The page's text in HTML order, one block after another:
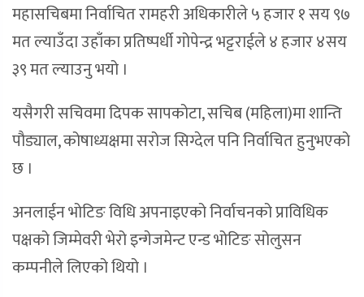
महासचिबमा निर्वाचित रामहरी अधिकारीले ५ हजार १ सय ९७
मत ल्याउँदा उहाँका प्रतिष्पर्धी गोपेन्द्र भट्टराईले ४ हजार ४सय
३९ मत ल्याउनु भयो ।
यसैगरी सचिवमा दिपक सापकोटा, सचिब (महिला)मा शान्ति
पौड्याल, कोषाध्यक्षमा सरोज सिग्देल पनि निर्वाचित हुनुभएको
छ ।
अनलाईन भोटिङ विधि अपनाइएको निर्वाचनको प्राविधिक
पक्षको जिम्मेवरी भेरो इन्गेजमेन्ट एन्ड भोटिङ सोलुसन
कम्पनीले लिएको थियो ।